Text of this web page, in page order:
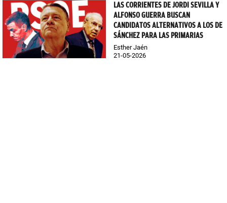
LAS CORRIENTES DE JORDI SEVILLA Y
ALFONSO GUERRA BUSCAN
CANDIDATOS ALTERNATIVOS A LOS DE
SÁNCHEZ PARA LAS PRIMARIAS
Esther Jaén
21-05-2026